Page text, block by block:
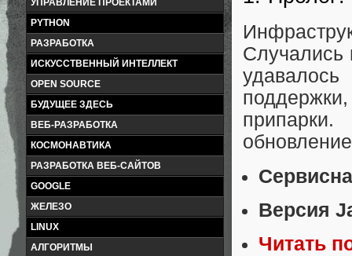
УПРАВЛЕНИЕ ПРОЕКТАМИ
PYTHON
РАЗРАБОТКА
ИСКУССТВЕННЫЙ ИНТЕЛЛЕКТ
OPEN SOURCE
БУДУЩЕЕ ЗДЕСЬ
ВЕБ-РАЗРАБОТКА
КОСМОНАВТИКА
РАЗРАБОТКА ВЕБ-САЙТОВ
GOOGLE
ЖЕЛЕЗО
LINUX
АЛГОРИТМЫ
Случались
Версия
Читать